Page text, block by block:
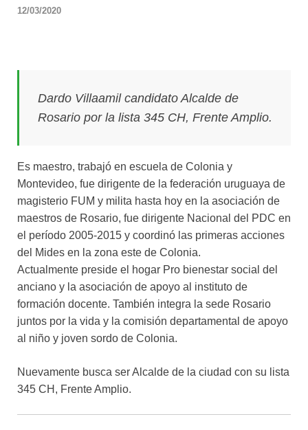
12/03/2020
Dardo Villaamil candidato Alcalde de
Rosario por la lista 345 CH, Frente Amplio.
Es maestro, trabajó en escuela de Colonia y
Montevideo, fue dirigente de la federación uruguaya de
magisterio FUM y milita hasta hoy en la asociación de
maestros de Rosario, fue dirigente Nacional del PDC en
el período 2005-2015 y coordinó las primeras acciones
del Mides en la zona este de Colonia.
Actualmente preside el hogar Pro bienestar social del
anciano y la asociación de apoyo al instituto de
formación docente. También integra la sede Rosario
juntos por la vida y la comisión departamental de apoyo
al niño y joven sordo de Colonia.
Nuevamente busca ser Alcalde de la ciudad con su lista
345 CH, Frente Amplio.